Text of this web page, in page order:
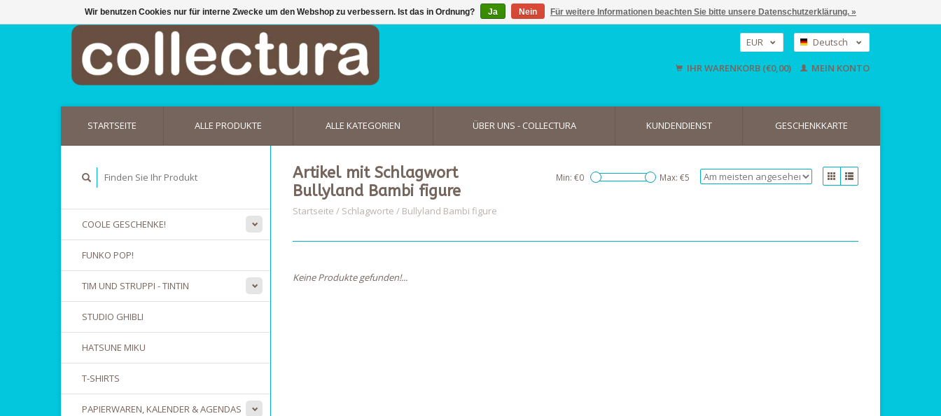
EUR
USD
Deutsch
English
IHR WARENKORB (€0,00) MEIN KONTO
STARTSEITE ALLE PRODUKTE ALLE KATEGORIEN ÜBER UNS - COLLECTURA KUNDENDIENST GESCHENKKARTE
COOLE GESCHENKE!
FUNKO POP!
TIM UND STRUPPI - TINTIN
STUDIO GHIBLI
HATSUNE MIKU
T-SHIRTS
PAPIERWAREN, KALENDER & AGENDAS
Artikel mit Schlagwort
Bullyland Bambi figure
Startseite / Schlagworte / Bullyland Bambi figure
Min: €0 Max: €5
Keine Produkte gefunden!...
Wir benutzen Cookies nur für interne Zwecke um den Webshop zu verbessern. Ist das in Ordnung? Ja Nein Für weitere Informationen beachten Sie bitte unsere Datenschutzerklärung. »